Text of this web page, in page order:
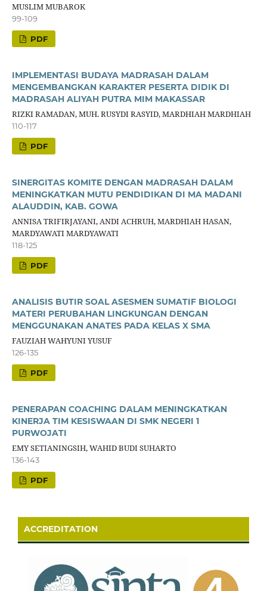
MUSLIM MUBAROK
99-109
PDF
IMPLEMENTASI BUDAYA MADRASAH DALAM
MENGEMBANGKAN KARAKTER PESERTA DIDIK DI
MADRASAH ALIYAH PUTRA MIM MAKASSAR
RIZKI RAMADAN, MUH. RUSYDI RASYID, MARDHIAH MARDHIAH
110-117
PDF
SINERGITAS KOMITE DENGAN MADRASAH DALAM
MENINGKATKAN MUTU PENDIDIKAN DI MA MADANI
ALAUDDIN, KAB. GOWA
ANNISA TRIFIRJAYANI, ANDI ACHRUH, MARDHIAH HASAN,
MARDYAWATI MARDYAWATI
118-125
PDF
ANALISIS BUTIR SOAL ASESMEN SUMATIF BIOLOGI
MATERI PERUBAHAN LINGKUNGAN DENGAN
MENGGUNAKAN ANATES PADA KELAS X SMA
FAUZIAH WAHYUNI YUSUF
126-135
PDF
PENERAPAN COACHING DALAM MENINGKATKAN
KINERJA TIM KESISWAAN DI SMK NEGERI 1
PURWOJATI
EMY SETIANINGSIH, WAHID BUDI SUHARTO
136-143
PDF
ACCREDITATION